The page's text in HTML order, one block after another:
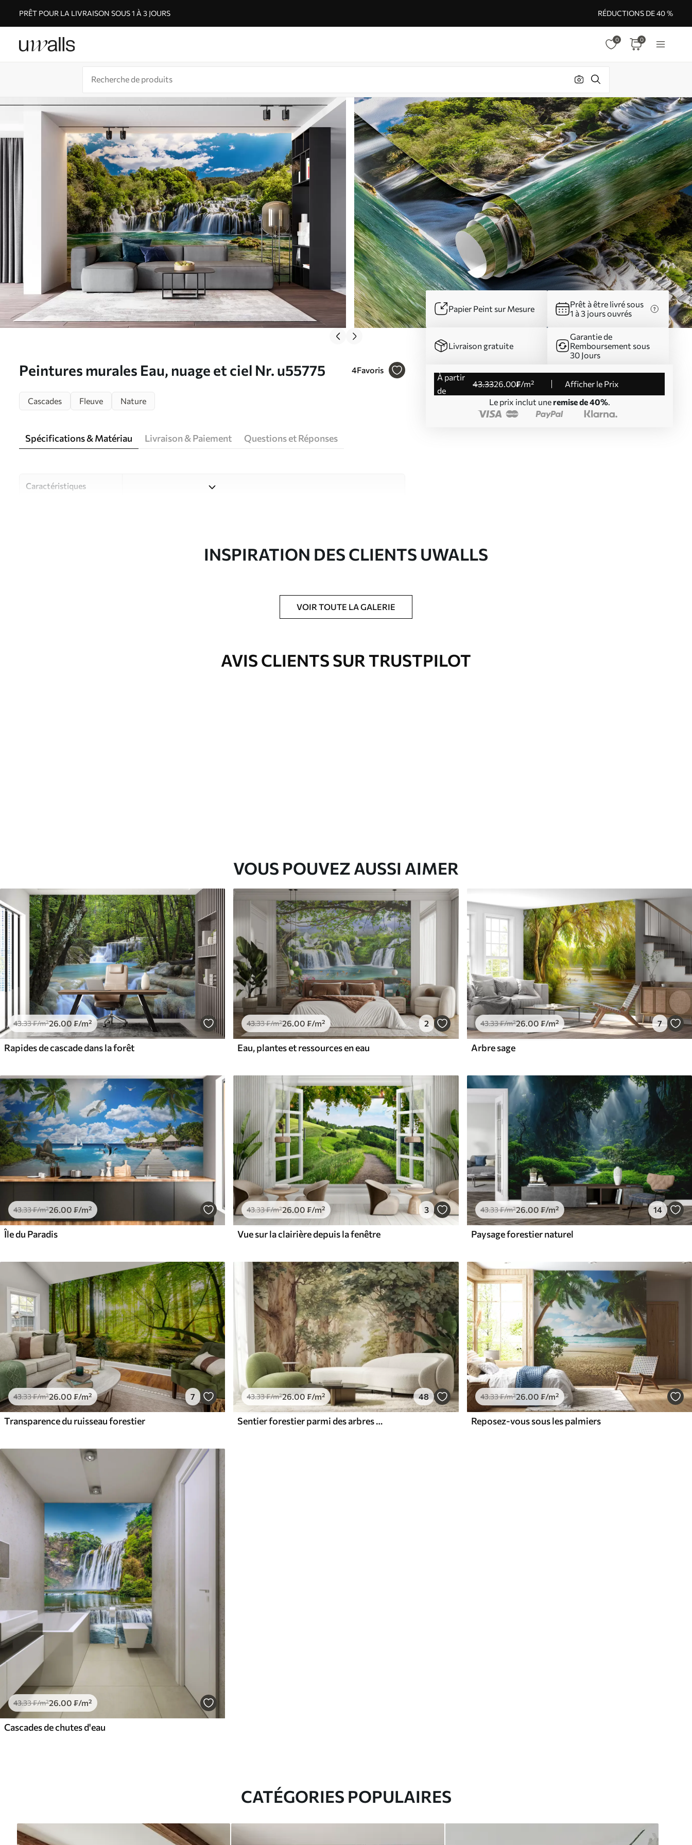
PRÊT POUR LA LIVRAISON SOUS 1 À 3 JOURS RÉDUCTIONS DE 40 %
0 0
Peintures murales Eau, nuage et ciel Nr. u55775 4Favoris
Papier Peint sur Mesure
Prêt à être livré sous
1 à 3 jours ouvrés
Livraison gratuite
Garantie de
Remboursement sous
30 Jours
à partir
de
43.3326.00₣/m²
Afficher le Prix
Le prix inclut une remise de 40%.
Cascades Fleuve Nature
Spécifications & Matériau Livraison & Paiement Questions et Réponses
Caractéristiques
Studio de design Uwalls
Imprimé sur commande et livré en rouleaux jusqu’à 50 cm de large.
INSPIRATION DES CLIENTS UWALLS
VOIR TOUTE LA GALERIE
AVIS CLIENTS SUR TRUSTPILOT
VOUS POUVEZ AUSSI AIMER
43.33₣/m²26 .00 ₣/m²
Rapides de cascade dans la forêt
43.33₣/m²26 .00 ₣/m² 2
Eau, plantes et ressources en eau
43.33₣/m²26.00 ₣/m² 7
Arbre sage
43.33₣/m²26.00 ₣/m²
Île du Paradis
43.33₣/m²26.00 ₣/m² 3
Vue sur la clairière depuis la fenêtre
43.33₣/m²26.00 ₣/m² 14
Paysage forestier naturel
43.33₣/m²26 .00 ₣/m² 7
Transparence du ruisseau forestier
43.33₣/m²26.00 ₣/m² 48
Sentier forestier parmi des arbres majestueux, style aquarelle
43.33₣/m²26 .00 ₣/m²
Reposez-vous sous les palmiers
43.33₣/m²26.00 ₣/m²
Cascades de chutes d'eau
CATÉGORIES POPULAIRES